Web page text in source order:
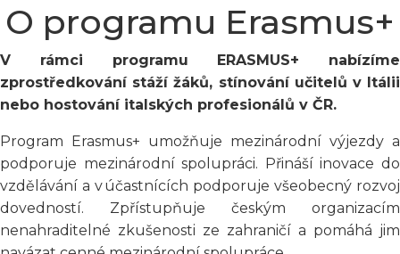
O programu Erasmus+
V rámci programu ERASMUS+ nabízíme
zprostředkování stáží žáků, stínování učitelů v Itálii
nebo hostování italských profesionálů v ČR.
Program Erasmus+ umožňuje mezinárodní výjezdy a
podporuje mezinárodní spolupráci. Přináší inovace do
vzdělávání a v účastnících podporuje všeobecný rozvoj
dovedností. Zpřístupňuje českým organizacím
nenahraditelné zkušenosti ze zahraničí a pomáhá jim